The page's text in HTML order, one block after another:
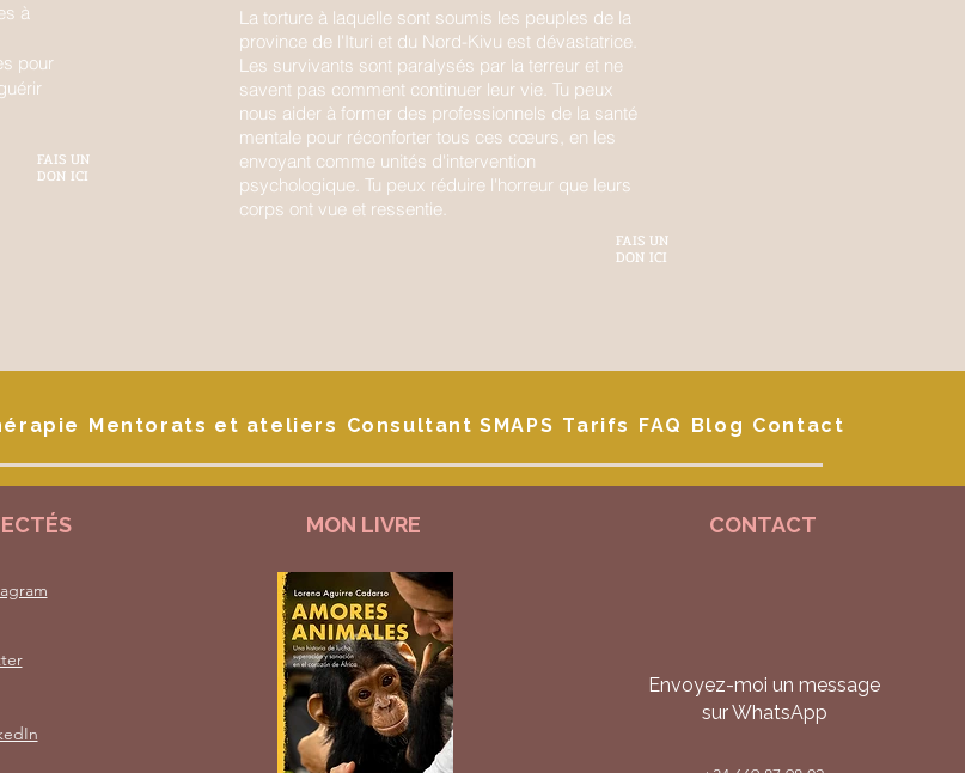
à
pour
FAIS UN
DON ICI
La torture à laquelle sont soumis les peuples de la
province de l'Ituri et du Nord-Kivu est dévastatrice.
Les survivants sont paralysés par la terreur et ne
savent pas comment continuer leur vie. Tu peux
nous aider à former des professionnels de la santé
mentale pour réconforter tous ces cœurs, en les
envoyant comme unités d'intervention
psychologique. Tu peux réduire l'horreur que leurs
corps ont vue et ressentie.
FAIS UN
DON ICI
Mentorats et ateliers Consultant SMAPS Tarifs FAQ Blog Contact
MON LIVRE CONTACT
Envoyez-moi un message
sur WhatsApp